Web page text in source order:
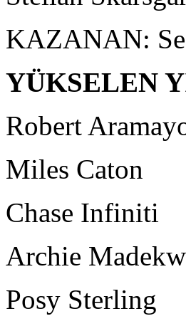
KAZANAN:
YÜKSELEN
Robert
Miles Caton
Chase Infiniti
Archie
Posy Sterling